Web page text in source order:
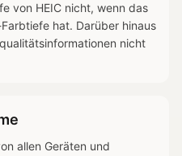
von HEIC nicht, wenn das
hat. Darüber hinaus
nicht
allen Geräten und